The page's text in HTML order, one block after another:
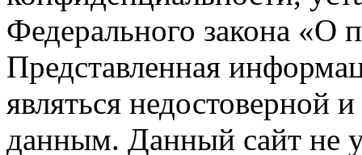
Федерального закона «О
Представленная
являться недостоверной
данным. Данный сайт не